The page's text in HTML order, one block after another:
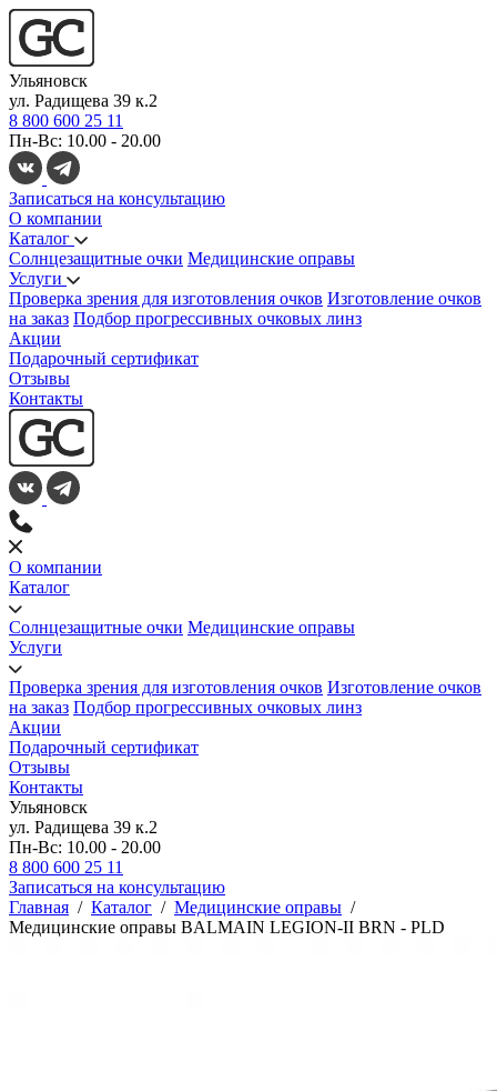
Ульяновск
ул. Радищева 39 к.2
8 800 600 25 11
Пн-Вс: 10.00 - 20.00
Записаться на консультацию
О компании
Каталог
Солнцезащитные очки Медицинские оправы
Услуги
Проверка зрения для изготовления очков Изготовление очков
на заказ Подбор прогрессивных очковых линз
Акции
Подарочный сертификат
Отзывы
Контакты
О компании
Каталог
Солнцезащитные очки Медицинские оправы
Услуги
Проверка зрения для изготовления очков Изготовление очков
на заказ Подбор прогрессивных очковых линз
Акции
Подарочный сертификат
Отзывы
Контакты
Ульяновск
ул. Радищева 39 к.2
Пн-Вс: 10.00 - 20.00
8 800 600 25 11
Записаться на консультацию
Главная / Каталог / Медицинские оправы /
Медицинские оправы BALMAIN LEGION-II BRN - PLD